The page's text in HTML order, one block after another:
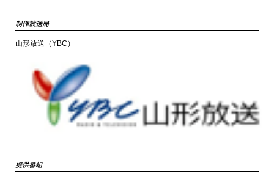
制作放送局
山形放送（YBC）
提供番組